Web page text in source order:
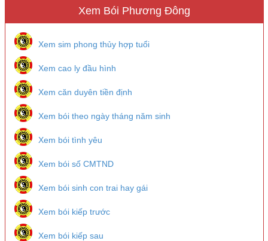
Xem Bói Phương Đông
Xem sim phong thủy hợp tuổi
Xem cao ly đầu hình
Xem căn duyên tiền định
Xem bói theo ngày tháng năm sinh
Xem bói tình yêu
Xem bói số CMTND
Xem bói sinh con trai hay gái
Xem bói kiếp trước
Xem bói kiếp sau